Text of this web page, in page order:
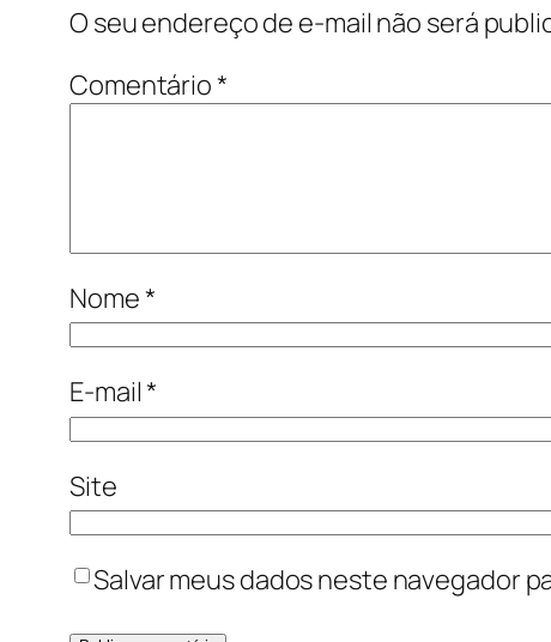
O seu endereço de e-mail não será
Comentário*
Nome*
E-mail*
Site
Salvar meus dados neste navegador